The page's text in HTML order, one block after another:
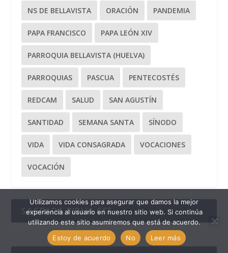
NS DE BELLAVISTA ORACIÓN PANDEMIA
PAPA FRANCISCO PAPA LEÓN XIV
PARROQUIA BELLAVISTA (HUELVA)
PARROQUIAS PASCUA PENTECOSTÉS
REDCAM SALUD SAN AGUSTÍN
SANTIDAD SEMANA SANTA SÍNODO
VIDA VIDA CONSAGRADA VOCACIONES
VOCACIÓN
SAGRADA BIBLIA CEE
Utilizamos cookies para asegurar que damos la mejor
experiencia al usuario en nuestro sitio web. Si continúa
utilizando este sitio asumiremos que está de acuerdo.
Estoy de acuerdo
No Leer más